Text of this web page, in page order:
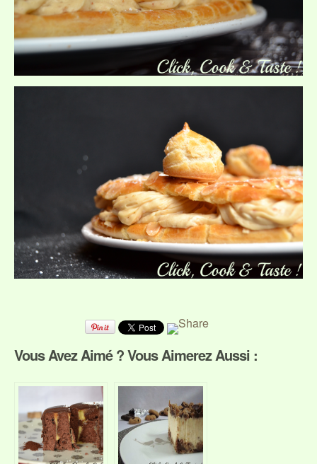
Vous Avez Aimé ? Vous Aimerez Aussi :